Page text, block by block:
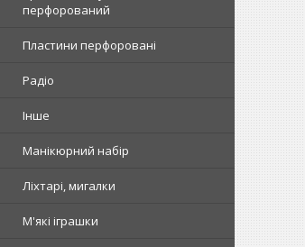
перфорований
Пластини перфоровані
Радіо
Інше
Манікюрний набір
Ліхтарі, мигалки
М'які іграшки